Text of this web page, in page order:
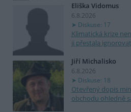
Eliška Vidomus
6.8.2026
Diskuse: 17
Klimatická krize
ji přestala ignorovat
Jiří Michalisko
6.8.2026
Diskuse: 18
Otevřený dopis
obchodu ohledně